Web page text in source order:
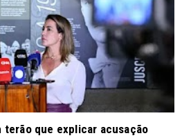
terão que explicar acusação